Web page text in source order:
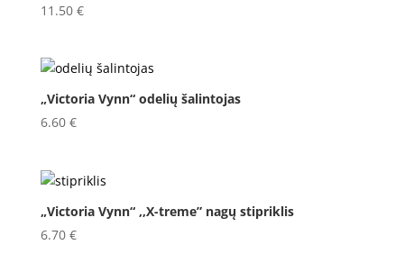
11.50 €
„Victoria Vynn“ odelių šalintojas
6.60 €
„Victoria Vynn“ ,,X-treme” nagų stipriklis
6.70 €